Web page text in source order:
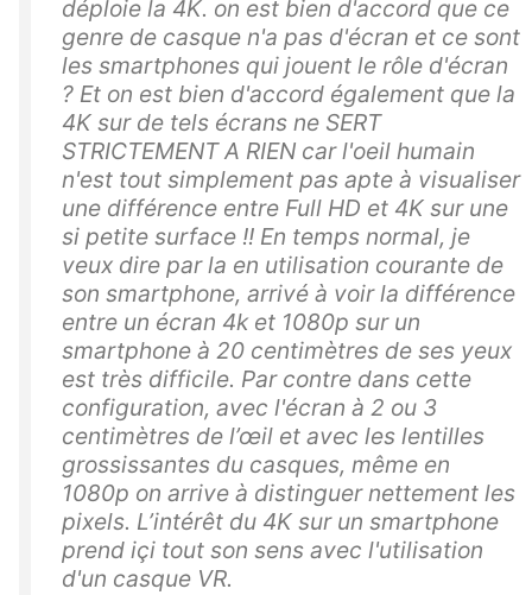
déploie la 4K. on est bien d'accord que ce
genre de casque n'a pas d'écran et ce sont
les smartphones qui jouent le rôle d'écran
? Et on est bien d'accord également que la
4K sur de tels écrans ne SERT
STRICTEMENT A RIEN car l'oeil humain
n'est tout simplement pas apte à visualiser
une différence entre Full HD et 4K sur une
si petite surface !! En temps normal, je
veux dire par la en utilisation courante de
son smartphone, arrivé à voir la différence
entre un écran 4k et 1080p sur un
smartphone à 20 centimètres de ses yeux
est très difficile. Par contre dans cette
configuration, avec l'écran à 2 ou 3
centimètres de l’œil et avec les lentilles
grossissantes du casques, même en
1080p on arrive à distinguer nettement les
pixels. L’intérêt du 4K sur un smartphone
prend içi tout son sens avec l'utilisation
d'un casque VR.